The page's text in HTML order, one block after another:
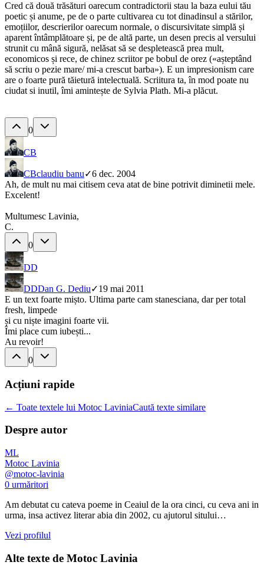
Cred că două trăsături oarecum contradictorii stau la baza eului tău
poetic și anume, pe de o parte cultivarea cu tot dinadinsul a stărilor,
emoțiilor, descrierilor oarecum normale, o discursivitate simplă și
aparent întâmplătoare și, pe de altă parte, un desen precis al versului
strunit cu mână sigură, nelăsat să se despletească prea mult,
economicos și rece, de chinez scriitor pe bobul de orez («așteptând
să scriu o pezie mare/ mi-a crescut barba»). E un impresionism care
are o foarte pură tăietură intelectuală. Scriitura ta, în mod poate nu
ciudat si inutil, îmi amintește de Sylvia Plath. Mi-a plăcut.
0
CB
CBclaudiu banu✓6 dec. 2004
Ah, de mult nu mai citisem ceva atat de bine potrivit diminetii mele.
Excelent!
Multumesc Lavinia,
C.
0
DD
DDDan G. Dediu✓19 mai 2011
E un text foarte mișto. Ultima parte cam stanesciana, dar per total
fresh, limpede
și cu niște imagini foarte vii.
Îmi place cum iubești...
Au revoir!
0
Acțiuni rapide
← Toate textele lui Motoc LaviniaCaută texte similare
Despre autor
ML
Motoc Lavinia
@motoc-lavinia
0 urmăritori
Am debutat cu cateva poeme in Ceaiul de la ora cinci, cu ceva ani in
urma, insa activez literar abia din 2002, cu ajutorul sitului…
Vezi profilul
Alte texte de Motoc Lavinia